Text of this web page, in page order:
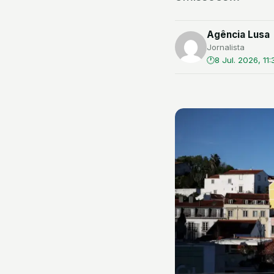
Agência Lusa
Jornalista
8 Jul. 2026,